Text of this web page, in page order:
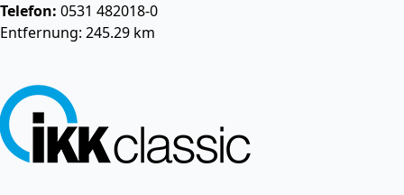
Telefon: 0531 482018-0
Entfernung: 245.29 km